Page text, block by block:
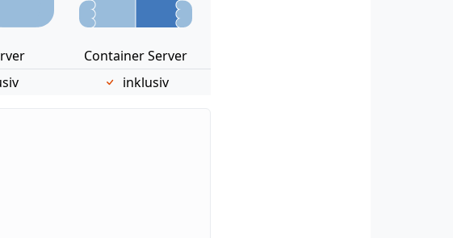
Container Server
inklusiv